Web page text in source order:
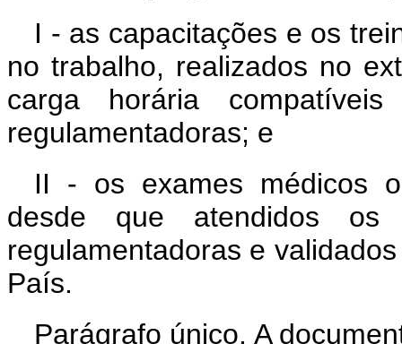
I - as capacitações e os
no trabalho, realizados no
carga horária
regulamentadoras; e
II - os exames médicos
desde que atendidos os
regulamentadoras e
País.
Parágrafo único. A